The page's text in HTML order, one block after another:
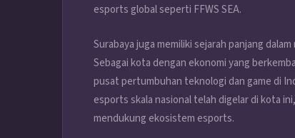
esports global seperti FFWS SEA.
Surabaya juga memiliki sejarah panjang
Sebagai kota dengan ekonomi yang
pusat pertumbuhan teknologi dan game di
esports skala nasional telah digelar di kota
mendukung ekosistem esports.